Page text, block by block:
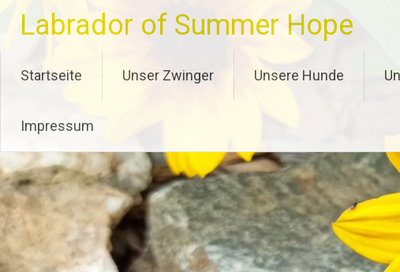
springen
Labrador of Summer Hope
Startseite Unser Zwinger Unsere Hunde
Impressum